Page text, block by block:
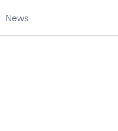
News